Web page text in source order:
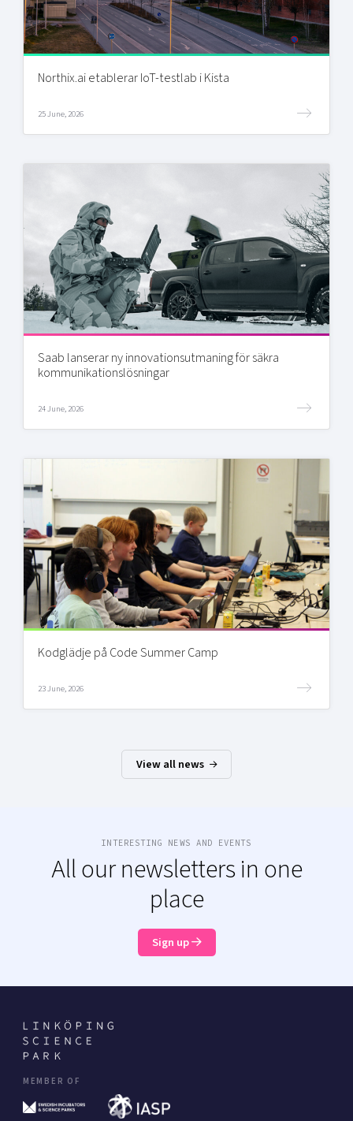
Northix.ai etablerar IoT-testlab i Kista
25 June, 2026
Saab lanserar ny innovationsutmaning för säkra
kommunikationslösningar
24 June, 2026
Kodglädje på Code Summer Camp
23 June, 2026
View all news
INTERESTING NEWS AND EVENTS
All our newsletters in one
place
Sign up
MEMBER OF